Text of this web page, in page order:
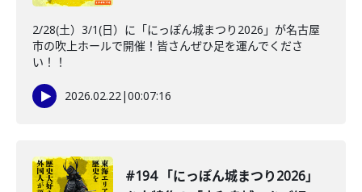
2/28(土）3/1(日）に「にっぽん城まつり2026」が名古屋
市の吹上ホールで開催！皆さんぜひ足を運んでくださ
い！！
2026.02.22|00:07:16
#194 「にっぽん城まつり2026」